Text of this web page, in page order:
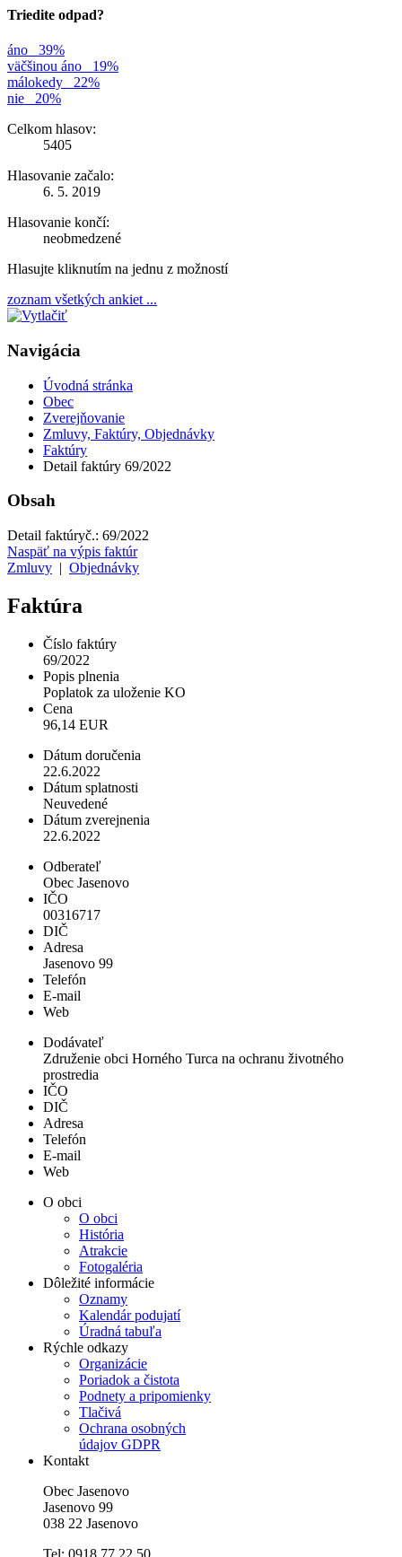
Triedite odpad?
áno
39%
väčšinou áno
19%
málokedy
22%
nie
20%
Celkom hlasov:
5405
Hlasovanie začalo:
6. 5. 2019
Hlasovanie končí:
neobmedzené
Hlasujte kliknutím na jednu z možností
zoznam všetkých ankiet ...
Navigácia
Úvodná stránka
Obec
Zverejňovanie
Zmluvy, Faktúry, Objednávky
Faktúry
Detail faktúry 69/2022
Obsah
Detail faktúryč.: 69/2022
Naspäť na výpis faktúr
Zmluvy | Objednávky
Faktúra
Číslo faktúry
69/2022
Popis plnenia
Poplatok za uloženie KO
Cena
96,14 EUR
Dátum doručenia
22.6.2022
Dátum splatnosti
Neuvedené
Dátum zverejnenia
22.6.2022
Odberateľ
Obec Jasenovo
IČO
00316717
DIČ
Adresa
Jasenovo 99
Telefón
E-mail
Web
Dodávateľ
Združenie obci Horného Turca na ochranu životného
prostredia
IČO
DIČ
Adresa
Telefón
E-mail
Web
O obci
O obci
História
Atrakcie
Fotogaléria
Dôležité informácie
Oznamy
Kalendár podujatí
Úradná tabuľa
Rýchle odkazy
Organizácie
Poriadok a čistota
Podnety a pripomienky
Tlačivá
Ochrana osobných
údajov GDPR
Kontakt
Obec Jasenovo
Jasenovo 99
038 22 Jasenovo
Tel: 0918 77 22 50